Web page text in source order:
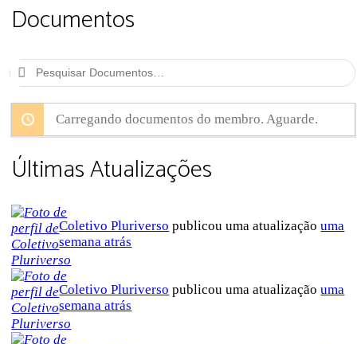
Documentos
Pesquisar
Documentos…
Carregando documentos do membro. Aguarde.
Últimas Atualizações
Coletivo Pluriverso publicou uma atualizaçãouma
semana atrás
Coletivo Pluriverso publicou uma atualizaçãouma
semana atrás